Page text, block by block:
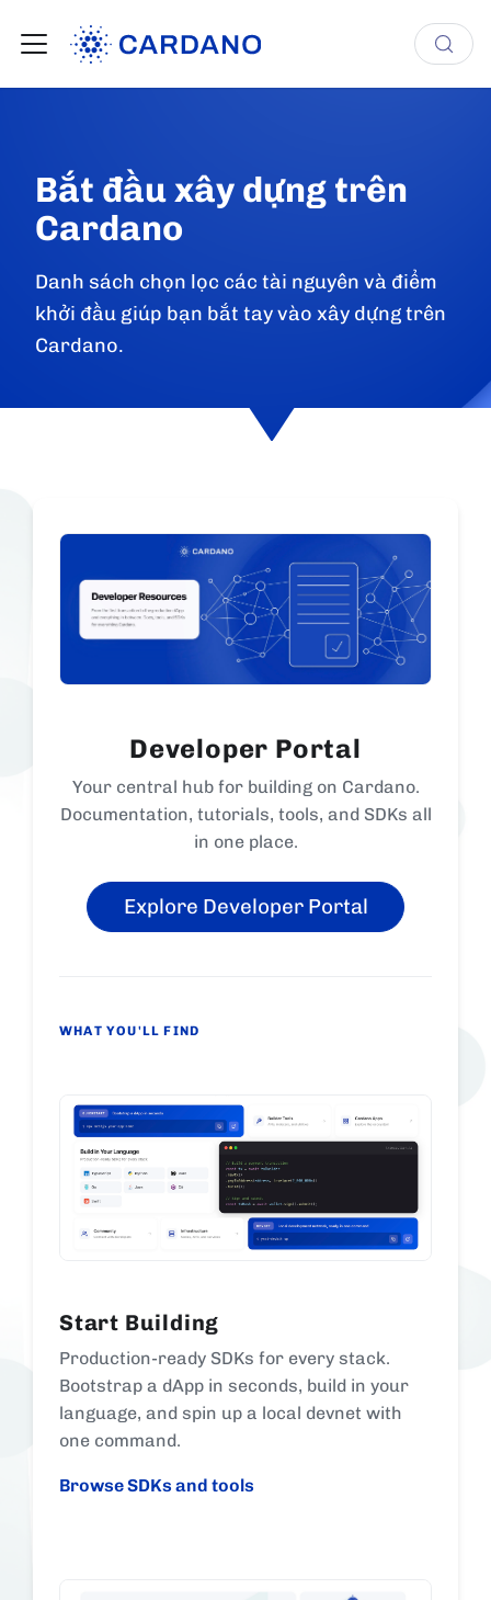
Bắt đầu xây dựng trên
Cardano
Danh sách chọn lọc các tài nguyên và điểm
khởi đầu giúp bạn bắt tay vào xây dựng trên
Cardano.
Developer Portal
Your central hub for building on Cardano.
Documentation, tutorials, tools, and SDKs all
in one place.
Explore Developer Portal
WHAT YOU'LL FIND
Start Building
Production-ready SDKs for every stack.
Bootstrap a dApp in seconds, build in your
language, and spin up a local devnet with
one command.
Browse SDKs and tools